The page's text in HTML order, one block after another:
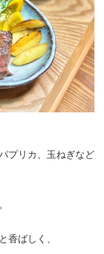
プリカ、玉ねぎなど
香ばしく、